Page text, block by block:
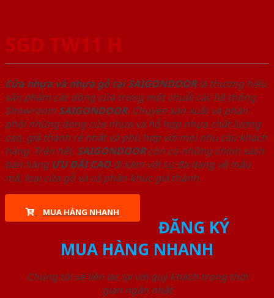
SGD TW11 H
Cửa nhựa và nhựa gỗ tại SAIGONDOORlà thương hiệu
sản phẩm các dòng cửa trong một chuỗi các hệ thống
Showroom SAIGONDOOR. Chuyên sản xuất và phân
phối những dòng cửa nhựa và hỗ hợp nhựa chất lượng
cao, giá thành rẻ nhất và phù hợp với mọi nhu cầu khách
hàng. Trên hết, SAIGONDOORcòn có những chính sách
bán hàng ƯU ĐÃI CAOđi kèm với sự đa dạng về mẫu
mã, loại cửa gỗ và cả phân khúc giá thành.
MUA HÀNG NHANH
ĐĂNG KÝ
MUA HÀNG NHANH
Chúng tôi sẽ liên lạc lại với quý khách trong thời
gian ngắn nhất